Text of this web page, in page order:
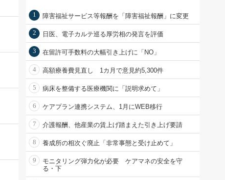
1 障害福祉サービス等報酬を「障害福祉報酬」に変更
2 日医、電子カルテ巡る厚労相の発言を評価
3 在留許可手数料の大幅引き上げに「NO」
4 高額療養費見直し 1カ月で意見約5,300件
5 病床を整備する医療機関に「説明求めて」
6 ケアプラン連携システム、1月にWEB移行
7 介護報酬、他産業の賃上げ踏まえた引き上げ要請
8 養成所の相次ぐ廃止「非常事態と受け止めて」
9
モニタリング弾力化が必要 ケアマネの安全を守
る・下